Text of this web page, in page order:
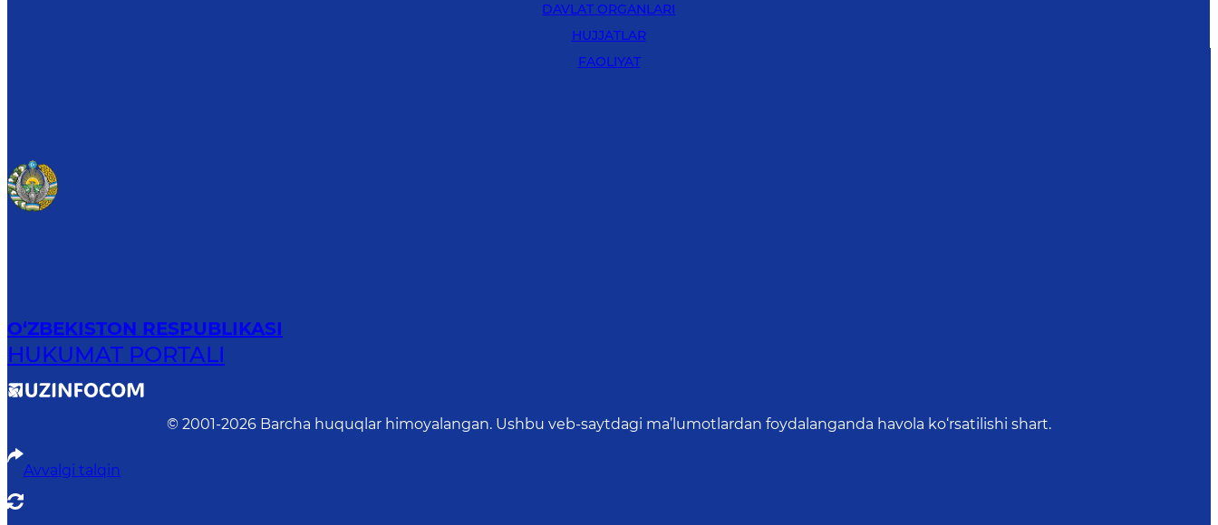
DAVLAT ORGANLARI
HUJJATLAR
FAOLIYAT
O‘ZBEKISTON RESPUBLIKASI
HUKUMAT PORTALI
© 2001-2026 Barcha huquqlar himoyalangan. Ushbu veb-saytdagi ma’lumotlardan foydalanganda havola ko‘rsatilishi shart.
Avvalgi talqin